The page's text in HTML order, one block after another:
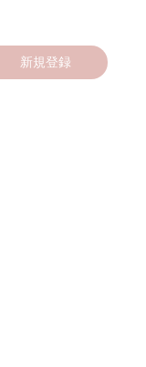
新規登録